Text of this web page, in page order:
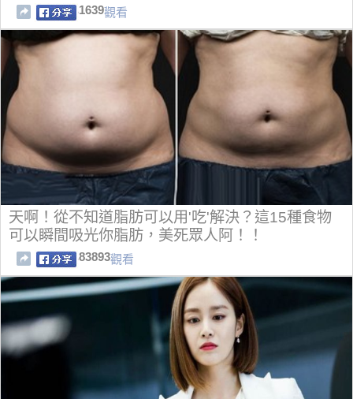
1639觀看
天啊！從不知道脂肪可以用'吃'解決？這15種食物
可以瞬間吸光你脂肪，美死眾人阿！！
83893觀看